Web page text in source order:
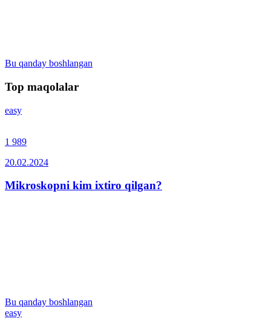
Bu qanday boshlangan
Top maqolalar
easy
1 989
20.02.2024
Mikroskopni kim ixtiro qilgan?
Bu qanday boshlangan
easy